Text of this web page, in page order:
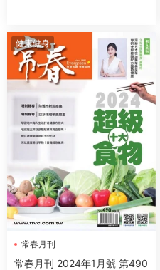
健康健身
常春月刊
常春月刊 2024年1月號 第490